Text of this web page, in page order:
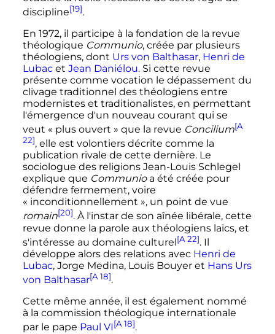
discipline[19].
En 1972, il participe à la fondation de la revue
théologique Communio, créée par plusieurs
théologiens, dont Urs von Balthasar, Henri de
Lubacet Jean Daniélou. Si cette revue
présente comme vocation le dépassement du
clivage traditionnel des théologiens entre
modernistes et traditionalistes, en permettant
l'émergence d'un nouveau courant qui se
veut « plus ouvert » que la revue Concilium[A
22], elle est volontiers décrite comme la
publication rivale de cette dernière. Le
sociologue des religions Jean-Louis Schlegel
explique que Communioa été créée pour
défendre fermement, voire
« inconditionnellement », un point de vue
romain[20]. À l'instar de son aînée libérale, cette
revue donne la parole aux théologiens laïcs, et
s'intéresse au domaine culturel[A 22]. Il
développe alors des relations avec Henri de
Lubac, Jorge Medina, Louis Bouyer et Hans Urs
von Balthasar[A 18].
Cette même année, il est également nommé
à la commission théologique internationale
par le pape Paul VI[A 18].